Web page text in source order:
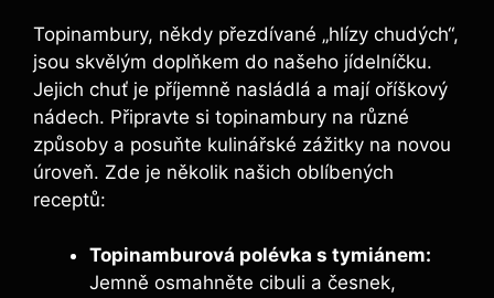
Topinambury, někdy přezdívané „hlízy chudých“,
jsou skvělým doplňkem do našeho jídelníčku.
Jejich chuť je příjemně nasládlá a mají oříškový
nádech. Připravte si topinambury na různé
způsoby a posuňte kulinářské zážitky na novou
úroveň. Zde je několik našich oblíbených
receptů:
Topinamburová polévka s tymiánem:
Jemně osmahněte cibuli a česnek,